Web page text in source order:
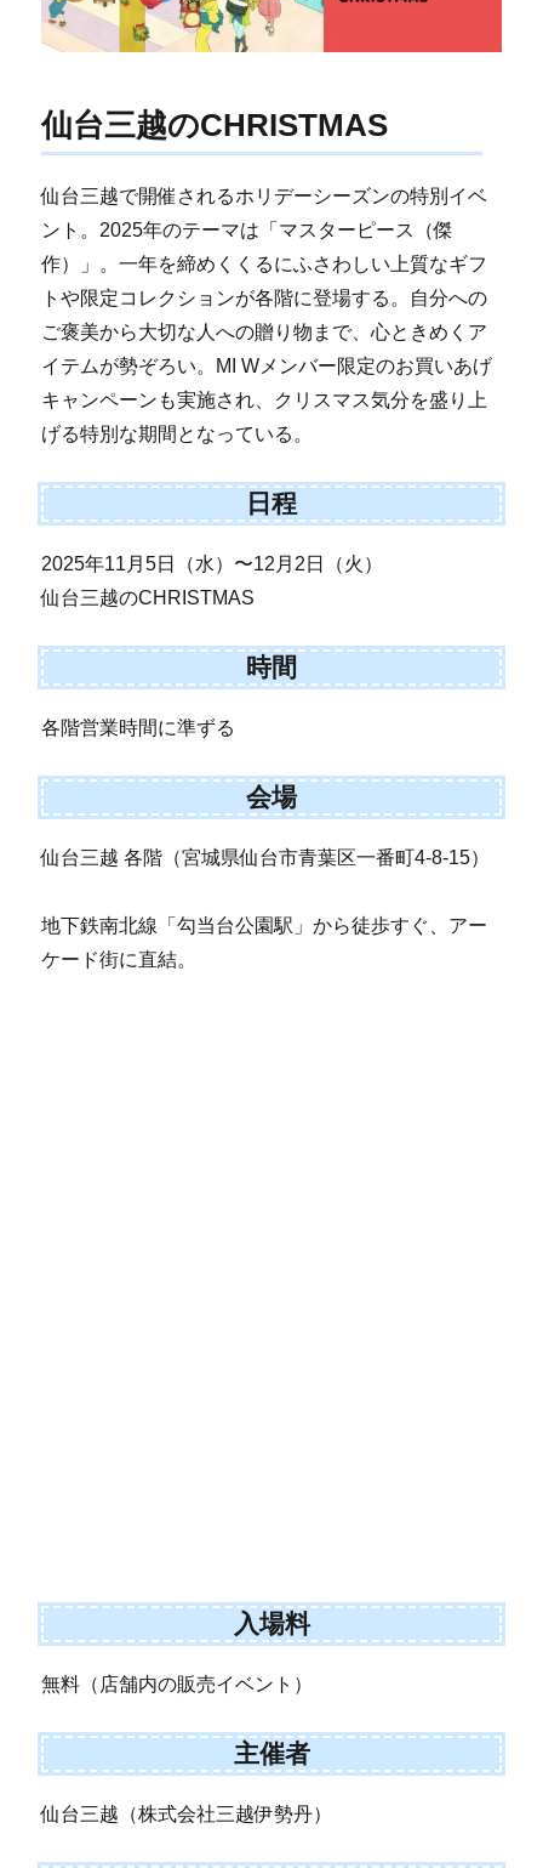
仙台三越のCHRISTMAS
仙台三越で開催されるホリデーシーズンの特別イベ
ント。2025年のテーマは「マスターピース（傑
作）」。一年を締めくくるにふさわしい上質なギフ
トや限定コレクションが各階に登場する。自分への
ご褒美から大切な人への贈り物まで、心ときめくア
イテムが勢ぞろい。MI Wメンバー限定のお買いあげ
キャンペーンも実施され、クリスマス気分を盛り上
げる特別な期間となっている。
日程
2025年11月5日（水）〜12月2日（火）
仙台三越のCHRISTMAS
時間
各階営業時間に準ずる
会場
仙台三越 各階（宮城県仙台市青葉区一番町4-8-15）
地下鉄南北線「勾当台公園駅」から徒歩すぐ、アー
ケード街に直結。
入場料
無料（店舗内の販売イベント）
主催者
仙台三越（株式会社三越伊勢丹）